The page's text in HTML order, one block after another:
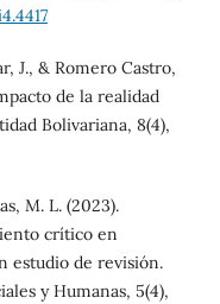
J., & Romero Castro,
de la realidad
Bolivariana, 8(4),
M. L. (2023).
crítico en
estudio de revisión.
y Humanas, 5(4),